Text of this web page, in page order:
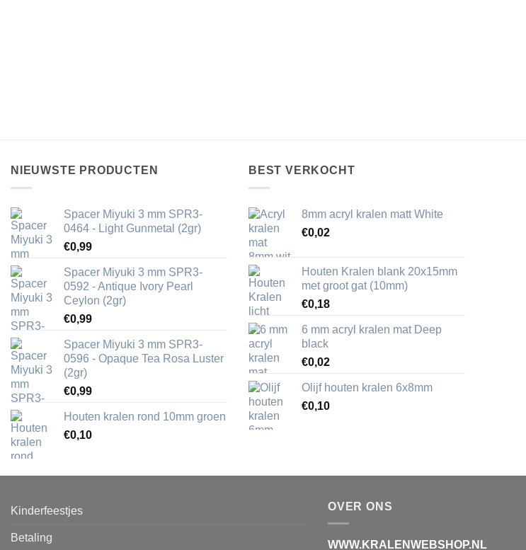
NIEUWSTE PRODUCTEN
Spacer Miyuki 3 mm SPR3-
0464 - Light Gunmetal (2gr)
€0,99
Spacer Miyuki 3 mm SPR3-
0592 - Antique Ivory Pearl
Ceylon (2gr)
€0,99
Spacer Miyuki 3 mm SPR3-
0596 - Opaque Tea Rosa Luster
(2gr)
€0,99
Houten kralen rond 10mm groen
€0,10
BEST VERKOCHT
8mm acryl kralen matt White
€0,02
Houten Kralen blank 20x15mm
met groot gat (10mm)
€0,18
6 mm acryl kralen mat Deep
black
€0,02
Olijf houten kralen 6x8mm
€0,10
Kinderfeestjes
Betaling
OVER ONS
WWW.KRALENWEBSHOP.NL